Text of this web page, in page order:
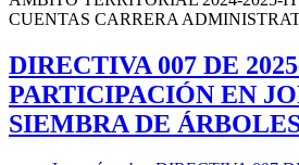
CUENTAS CARRERA
DIRECTIVA 007 DE
PARTICIPACIÓN EN
SIEMBRA DE